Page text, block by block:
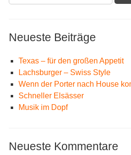
nach:
Neueste Beiträge
Texas – für den großen Appetit
Lachsburger – Swiss Style
Wenn der Porter nach House
Schneller Elsässer
Musik im Dopf
Neueste Kommentare